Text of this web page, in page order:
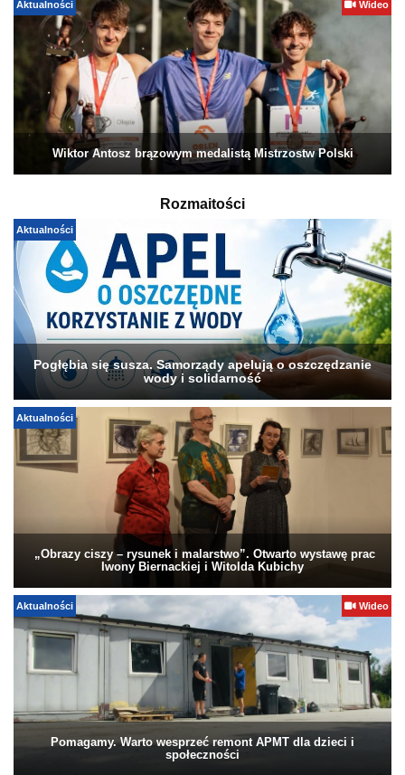
Aktualności Wideo
Wiktor Antosz brązowym medalistą Mistrzostw Polski
Rozmaitości
Aktualności
Pogłębia się susza. Samorządy apelują o oszczędzanie
wody i solidarność
Aktualności
„Obrazy ciszy – rysunek i malarstwo”. Otwarto wystawę prac
Iwony Biernackiej i Witolda Kubichy
Aktualności Wideo
Pomagamy. Warto wesprzeć remont APMT dla dzieci i
społeczności